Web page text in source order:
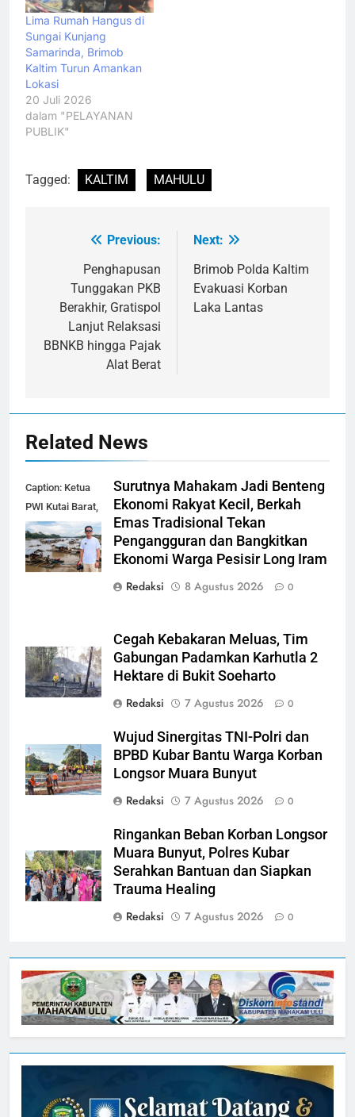
Lima Rumah Hangus di
Sungai Kunjang
Samarinda, Brimob
Kaltim Turun Amankan
Lokasi
20 Juli 2026
dalam "PELAYANAN
PUBLIK"
Tagged: KALTIM MAHULU
NavigasiPrevious:
Penghapusan
Tunggakan PKB
Berakhir, Gratispol
Lanjut Relaksasi
BBNKB hingga Pajak
Alat Berat
Next:
Brimob Polda Kaltim
Evakuasi Korban
Laka Lantas
Related News
Caption: Ketua
PWI Kutai Barat,
Alfian Nur (dok-
smk)
Surutnya Mahakam Jadi Benteng
Ekonomi Rakyat Kecil, Berkah
Emas Tradisional Tekan
Pengangguran dan Bangkitkan
Ekonomi Warga Pesisir Long Iram
Redaksi
8 Agustus 2026 0
Cegah Kebakaran Meluas, Tim
Gabungan Padamkan Karhutla 2
Hektare di Bukit Soeharto
Redaksi
7 Agustus 2026 0
Wujud Sinergitas TNI-Polri dan
BPBD Kubar Bantu Warga Korban
Longsor Muara Bunyut
Redaksi
7 Agustus 2026 0
Ringankan Beban Korban Longsor
Muara Bunyut, Polres Kubar
Serahkan Bantuan dan Siapkan
Trauma Healing
Redaksi
7 Agustus 2026 0